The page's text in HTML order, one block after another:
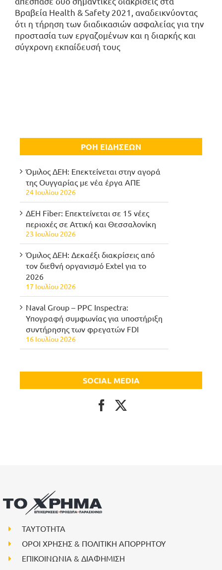
Βραβεία Health & Safety 2021, αναδεικνύοντας
ότι η τήρηση των διαδικασιών ασφαλείας για την
προστασία των εργαζομένων και η διαρκής και
σύγχρονη εκπαίδευσή τους
ΡΟΗ ΕΙΔΗΣΕΩΝ
Όμιλος ΔΕΗ: Επεκτείνεται στην αγορά
της Ουγγαρίας με νέα έργα ΑΠΕ
24 Ιουλίου 2026
ΔΕΗ Fiber: Επεκτείνεται σε 15 νέες
περιοχές σε Αττική και Θεσσαλονίκη
23 Ιουλίου 2026
Όμιλος ΔΕΗ: Δεκαέξι διακρίσεις από
τον διεθνή οργανισμό Extel για το
2026
17 Ιουλίου 2026
Naval Group – PPC Inspectra:
Υπογραφή συμφωνίας για υποστήριξη
συντήρησης των φρεγατών FDI
16 Ιουλίου 2026
SOCIAL MEDIA
ΤΑΥΤΟΤΗΤΑ
ΟΡΟΙ ΧΡΗΣΗΣ & ΠΟΛΙΤΙΚΗ ΑΠΟΡΡΗΤΟΥ
ΕΠΙΚΟΙΝΩΝΙΑ & ΔΙΑΦΗΜΙΣΗ